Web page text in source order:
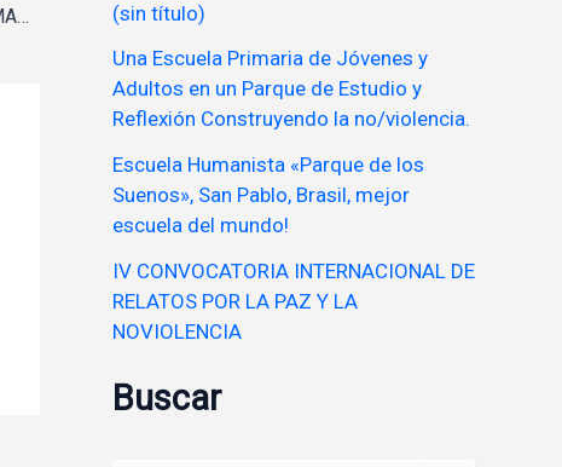
EL EDUCADOR CON SENSIBILIDAD HUMANISTA
(sin título)
Una Escuela Primaria de Jóvenes y
Adultos en un Parque de Estudio y
Reflexión Construyendo la no/violencia.
Escuela Humanista «Parque de los
Suenos», San Pablo, Brasil, mejor
escuela del mundo!
IV CONVOCATORIA INTERNACIONAL DE
RELATOS POR LA PAZ Y LA
NOVIOLENCIA
Buscar